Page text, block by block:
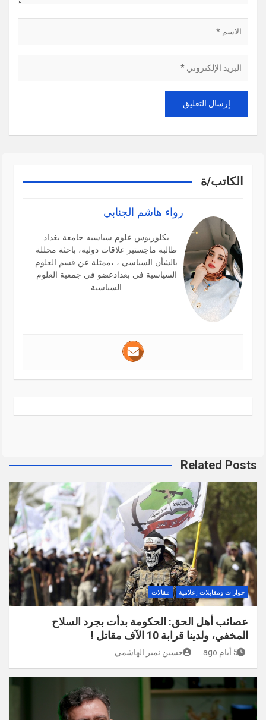
الكاتب/ة
رواء هاشم الجنابي
بكلوريوس علوم سياسيه جامعة بغداد
طالبة ماجستير علاقات دولية، باحثة محللة
بالشأن السياسي ، ،ممثلة عن قسم العلوم
السياسية في بغدادعضو في جمعية العلوم
السياسية
Related Posts
حوارات ومقابلات إعلامية مقالات
عصائب أهل الحق: الحكومة بدأت بجرد السلاح
المخفي، ولدينا قرابة 10 الآف مقاتل !
5 أيام ago حسين نمير الهاشمي